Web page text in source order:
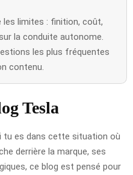
limites : finition, coût,
la conduite autonome.
les plus fréquentes
contenu.
Tesla
tu es dans cette situation où
derrière la marque, ses
ce blog est pensé pour